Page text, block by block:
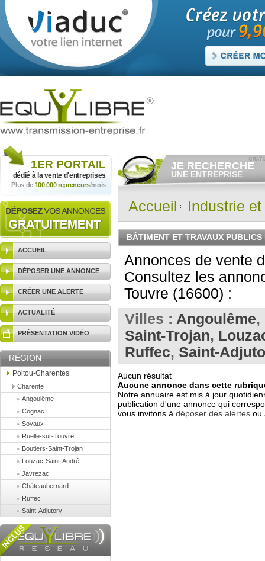
1ER PORTAIL
dédié à la vente d'entreprises
Plus de 100.000 repreneurs/mois
ACCUEIL
DÉPOSER UNE ANNONCE
CRÉER UNE ALERTE
ACTUALITÉ
PRÉSENTATION VIDÉO
RÉGION
Poitou-Charentes
Charente
Angoulême
Cognac
Soyaux
Ruelle-sur-Touvre
Boutiers-Saint-Trojan
Louzac-Saint-André
Javrezac
Châteaubernard
Ruffec
Saint-Adjutory
JE RECHERCHE
UNE ENTREPRISE
Consulter gratuitementles
vendre.
Et/ou déposergratuitement
RECHERCHER UNE
ANNONCE
Accueil Industrie
BÂTIMENT ET TRAVAUX
Annonces de vente
Consultez les
Touvre (16600) :
Villes : Angoulême,
Saint-Trojan,
Ruffec, Saint-
Aucun résultat
Aucune annonce dans cette
Notre annuaire est mis à jour
publication d'une annonce qui
vous invitons à déposer des alertes ou